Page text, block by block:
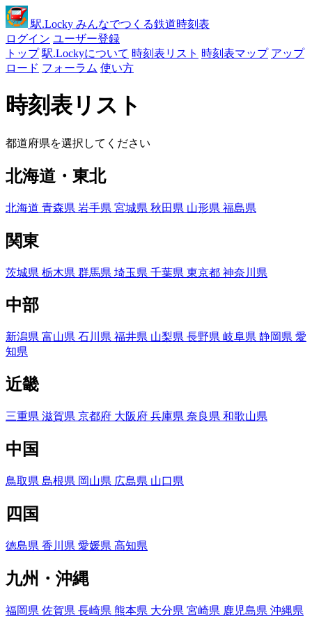
駅.Locky みんなでつくる鉄道時刻表
ログイン ユーザー登録
トップ 駅.Lockyについて 時刻表リスト 時刻表マップ アップ
ロード フォーラム 使い方
時刻表リスト
都道府県を選択してください
北海道・東北
北海道 青森県 岩手県 宮城県 秋田県 山形県 福島県
関東
茨城県 栃木県 群馬県 埼玉県 千葉県 東京都 神奈川県
中部
新潟県 富山県 石川県 福井県 山梨県 長野県 岐阜県 静岡県 愛
知県
近畿
三重県 滋賀県 京都府 大阪府 兵庫県 奈良県 和歌山県
中国
鳥取県 島根県 岡山県 広島県 山口県
四国
徳島県 香川県 愛媛県 高知県
九州・沖縄
福岡県 佐賀県 長崎県 熊本県 大分県 宮崎県 鹿児島県 沖縄県